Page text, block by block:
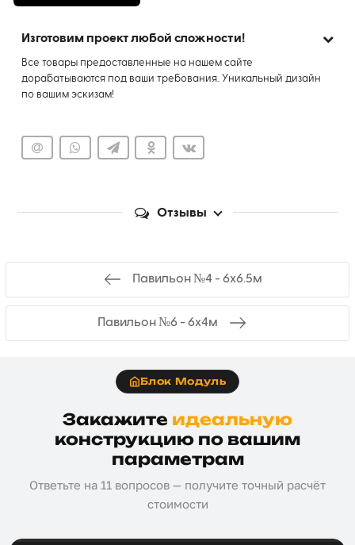
Изготовим проект любой сложности!
Все товары предоставленные на нашем сайте
дорабатываются под ваши требования. Уникальный дизайн
по вашим эскизам!
Отзывы
Павильон №4 - 6х6.5м
Павильон №6 - 6х4м
Блок Модуль
Закажите идеальную
конструкцию по вашим
параметрам
Ответьте на 11 вопросов — получите точный расчёт
стоимости